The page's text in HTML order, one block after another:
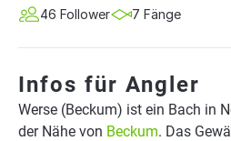
46 Follower 7 Fänge
Infos für Angler
Werse (Beckum) ist ein Bach in
der Nähe von Beckum. Das